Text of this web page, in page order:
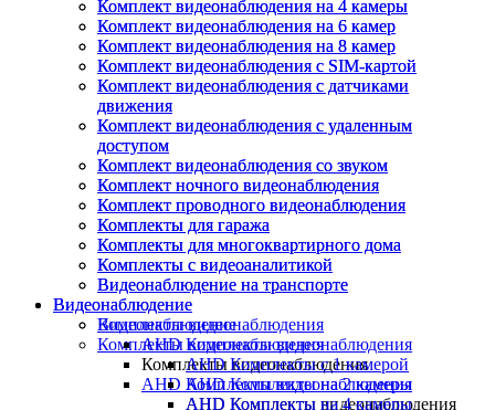
Комплект видеонаблюдения на 4 камеры
Комплект видеонаблюдения на 6 камер
Комплект видеонаблюдения на 8 камер
Комплект видеонаблюдения с SIM-картой
Комплект видеонаблюдения с датчиками
движения
Комплект видеонаблюдения с удаленным
доступом
Комплект видеонаблюдения со звуком
Комплект ночного видеонаблюдения
Комплект проводного видеонаблюдения
Комплекты для гаража
Комплекты для многоквартирного дома
Комплекты с видеоаналитикой
Видеонаблюдение на транспорте
Видеонаблюдение
Видеонаблюдение
Комплекты видеонаблюдения
Комплекты видеонаблюдения
AHD Комплекты видеонаблюдения
AHD Комплекты видеонаблюдения
Комплект видеонаблюдения на 4 камеры
Комплект видеонаблюдения на 6 камер
Комплект видеонаблюдения на 8 камер
Комплект видеонаблюдения с SIM-картой
Комплект видеонаблюдения с датчиками
движения
Комплект видеонаблюдения с удаленным
доступом
Комплект видеонаблюдения со звуком
Комплект ночного видеонаблюдения
Комплект проводного видеонаблюдения
Комплекты для гаража
Комплекты для многоквартирного дома
Комплекты с видеоаналитикой
Видеонаблюдение на транспорте
Видеонаблюдение
Комплекты видеонаблюдения
AHD Комплекты видеонаблюдения
AHD Комплекты с 1 камерой
AHD Комплекты на 2 камеры
AHD Комплекты на 4 камеры